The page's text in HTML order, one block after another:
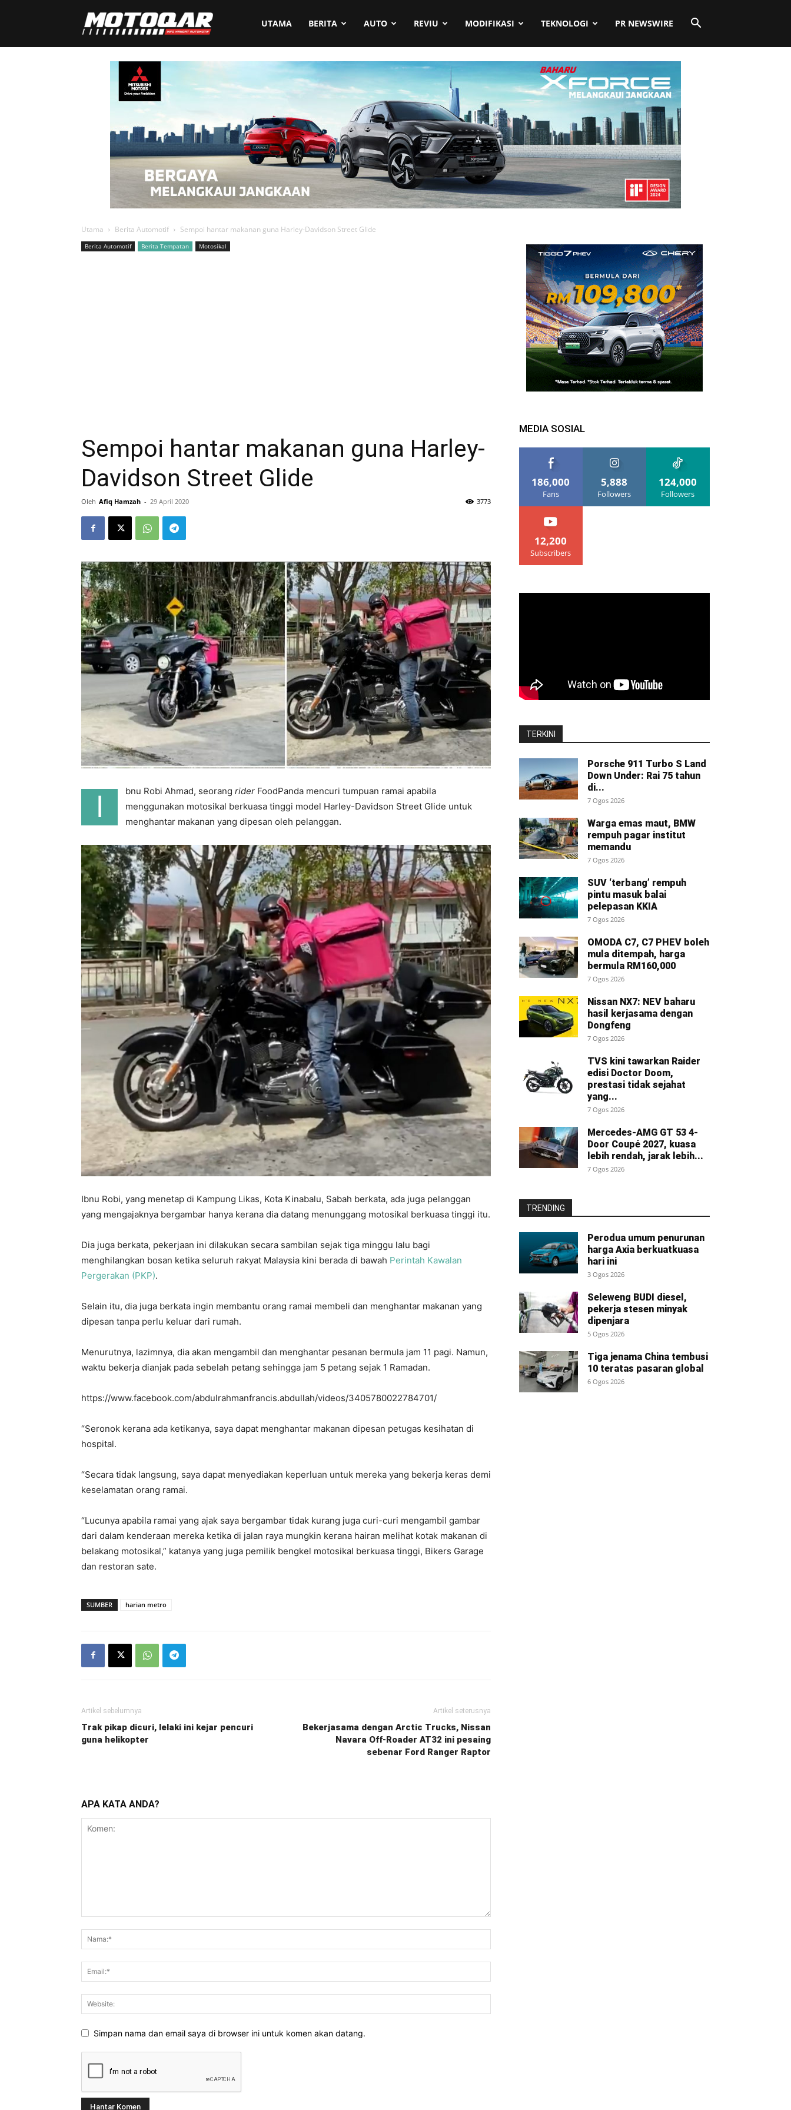
Motoqar UTAMA BERITA AUTO REVIU MODIFIKASI TEKNOLOGI PR NEWSWIRE
Utama Berita Automotif Sempoi hantar makanan guna Harley-Davidson Street Glide
Berita Automotif Berita Tempatan Motosikal
Sempoi hantar makanan guna Harley-
Davidson Street Glide
Oleh Afiq Hamzah - 29 April 2020 3773
I bnu Robi Ahmad, seorang rider FoodPanda mencuri tumpuan ramai apabila
menggunakan motosikal berkuasa tinggi model Harley-Davidson Street Glide untuk
menghantar makanan yang dipesan oleh pelanggan.
Ibnu Robi, yang menetap di Kampung Likas, Kota Kinabalu, Sabah berkata, ada juga pelanggan
yang mengajaknya bergambar hanya kerana dia datang menunggang motosikal berkuasa tinggi itu.
Dia juga berkata, pekerjaan ini dilakukan secara sambilan sejak tiga minggu lalu bagi
menghilangkan bosan ketika seluruh rakyat Malaysia kini berada di bawah Perintah Kawalan
Pergerakan (PKP).
Selain itu, dia juga berkata ingin membantu orang ramai membeli dan menghantar makanan yang
dipesan tanpa perlu keluar dari rumah.
Menurutnya, lazimnya, dia akan mengambil dan menghantar pesanan bermula jam 11 pagi. Namun,
waktu bekerja dianjak pada sebelah petang sehingga jam 5 petang sejak 1 Ramadan.
https://www.facebook.com/abdulrahmanfrancis.abdullah/videos/3405780022784701/
“Seronok kerana ada ketikanya, saya dapat menghantar makanan dipesan petugas kesihatan di
hospital.
“Secara tidak langsung, saya dapat menyediakan keperluan untuk mereka yang bekerja keras demi
keselamatan orang ramai.
“Lucunya apabila ramai yang ajak saya bergambar tidak kurang juga curi-curi mengambil gambar
dari dalam kenderaan mereka ketika di jalan raya mungkin kerana hairan melihat kotak makanan di
belakang motosikal,” katanya yang juga pemilik bengkel motosikal berkuasa tinggi, Bikers Garage
dan restoran sate.
SUMBER harian metro
Artikel sebelumnya
Trak pikap dicuri, lelaki ini kejar pencuri
guna helikopter
Artikel seterusnya
Bekerjasama dengan Arctic Trucks, Nissan
Navara Off-Roader AT32 ini pesaing
sebenar Ford Ranger Raptor
APA KATA ANDA?
Simpan nama dan email saya di browser ini untuk komen akan datang.
MEDIA SOSIAL
186,000
Fans
5,888
Followers
124,000
Followers
12,200
Subscribers
TERKINI
Porsche 911 Turbo S Land
Down Under: Rai 75 tahun
di...
7 Ogos 2026
Warga emas maut, BMW
rempuh pagar institut
memandu
7 Ogos 2026
SUV ‘terbang’ rempuh
pintu masuk balai
pelepasan KKIA
7 Ogos 2026
OMODA C7, C7 PHEV boleh
mula ditempah, harga
bermula RM160,000
7 Ogos 2026
Nissan NX7: NEV baharu
hasil kerjasama dengan
Dongfeng
7 Ogos 2026
TVS kini tawarkan Raider
edisi Doctor Doom,
prestasi tidak sejahat
yang...
7 Ogos 2026
Mercedes-AMG GT 53 4-
Door Coupé 2027, kuasa
lebih rendah, jarak lebih...
7 Ogos 2026
TRENDING
Perodua umum penurunan
harga Axia berkuatkuasa
hari ini
3 Ogos 2026
Seleweng BUDI diesel,
pekerja stesen minyak
dipenjara
5 Ogos 2026
Tiga jenama China tembusi
10 teratas pasaran global
6 Ogos 2026